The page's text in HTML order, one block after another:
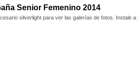
Senior Femenino 2014
silverlight para ver las galerías de fotos. Instale a